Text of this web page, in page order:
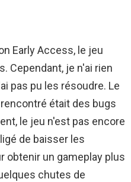
Early Access, le jeu
Cependant, je n'ai rien
pas pu les résoudre. Le
était des bugs
le jeu n'est pas encore
de baisser les
obtenir un gameplay plus
chutes de